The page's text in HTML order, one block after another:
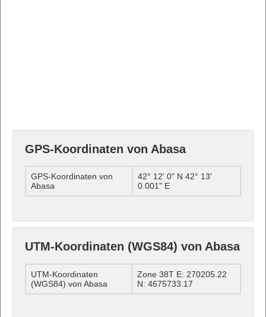
GPS-Koordinaten von Abasa
GPS-Koordinaten von
Abasa
42° 12' 0" N 42° 13'
0.001" E
UTM-Koordinaten (WGS84) von Abasa
UTM-Koordinaten
(WGS84) von Abasa
Zone 38T E: 270205.22
N: 4675733.17